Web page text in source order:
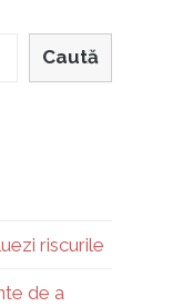
Caută
riscurile
de a